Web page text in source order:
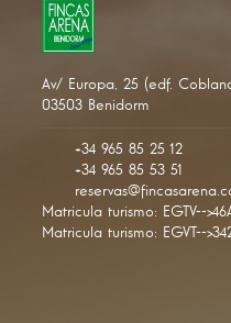
Av/ Europa, 25 (edf.
03503 Benidorm
+34 965 85 25 12
+34 965 85 53 51
Matricula turismo: EGTV--
Matricula turismo: EGVT--